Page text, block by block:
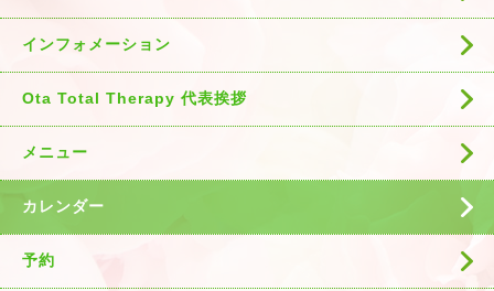
インフォメーション
Ota Total Therapy 代表挨拶
メニュー
カレンダー
予約